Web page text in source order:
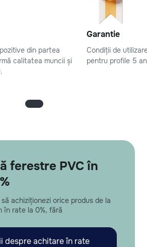
din partea
calitatea muncii și
Garantie
Condiții de
pentru profile 5
ferestre PVC în
achiziționezi orice produs de la
în rate la 0%, fără
despre achitare în rate